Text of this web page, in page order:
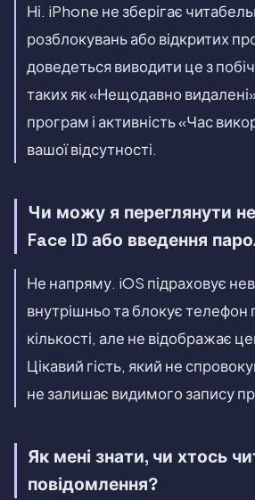
Ні. iPhone не зберігає
розблокувань або відкритих
доведеться виводити це з
таких як «Нещодавно
програм і активність «Час
вашої відсутності.
Чи можу я переглянути
Face ID або введення
Не напряму. iOS підраховує
внутрішньо та блокує телефон
кількості, але не відображає
Цікавий гість, який не
не залишає видимого запису
Як мені знати, чи хтось
повідомлення?